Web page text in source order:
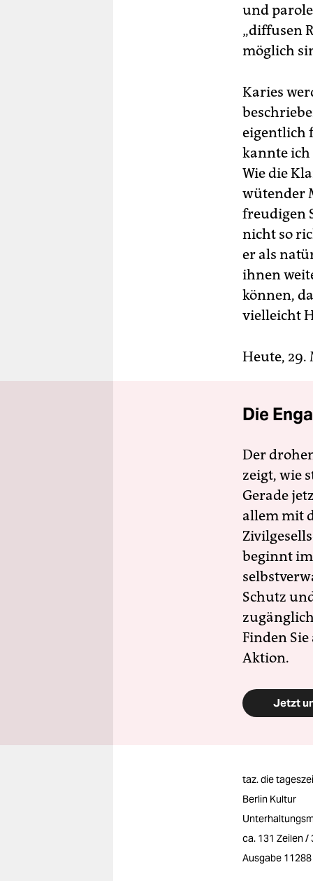
und
„diffusen
möglich
Karies
eigentlich
kannte ich
Wie die
wütender
freudigen
nicht so
er als
ihnen
können,
vielleicht
Heute, 29.
Die
Der
zeigt, wie
Gerade
allem mit
beginnt
Schutz
Finden
Aktion.
Jetzt
taz. die
Berlin Kultur
ca. 131 Zeilen /
Ausgabe 11288